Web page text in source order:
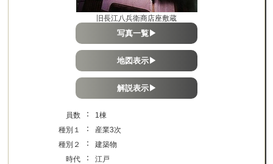
旧長江八兵衛商店座敷蔵
写真一覧▶
地図表示▶
解説表示▶
員数 ：
1棟
種別１
：
産業3次
種別２
：
建築物
時代
：
江戸